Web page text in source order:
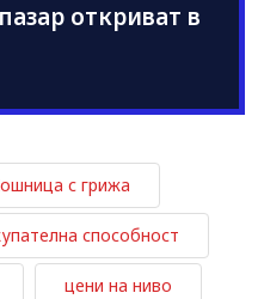
откриват в
с грижа
способност
цени на ниво